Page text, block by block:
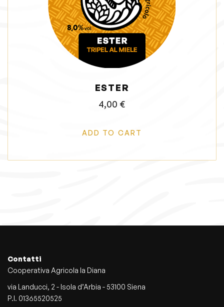
i
o
n
ESTER
4,00 €
ADD TO CART
Contatti
Cooperativa Agricola la Diana
via Landucci, 2 - Isola d’Arbia - 53100 Siena
P.I. 01365520525